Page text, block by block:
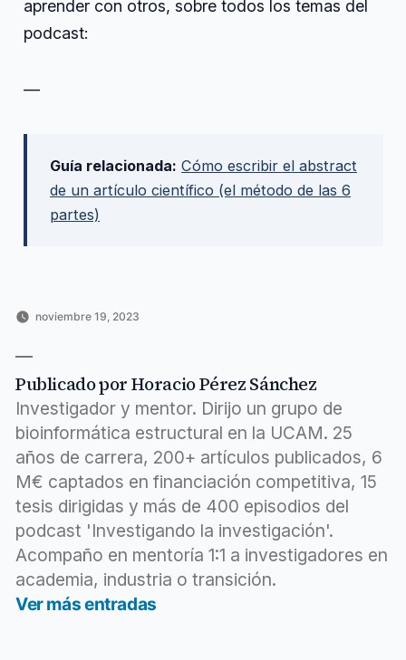
aprender con otros, sobre todos los temas del
podcast:
—
Guía relacionada: Cómo escribir el abstract
de un artículo científico (el método de las 6
partes)
noviembre 19, 2023
episodio
escribir
redactar,
resumen ,
título
Publicado por Horacio Pérez Sánchez
Investigador y mentor. Dirijo un grupo de
bioinformática estructural en la UCAM. 25
años de carrera, 200+ artículos publicados, 6
M€ captados en financiación competitiva, 15
tesis dirigidas y más de 400 episodios del
podcast 'Investigando la investigación'.
Acompaño en mentoría 1:1 a investigadores en
academia, industria o transición.
Ver más entradas